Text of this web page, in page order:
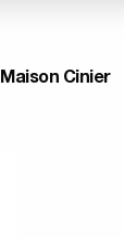
Maison Cinier